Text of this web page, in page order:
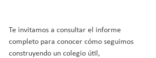
Te invitamos a consultar el informe
completo para conocer cómo seguimos
construyendo un colegio útil,